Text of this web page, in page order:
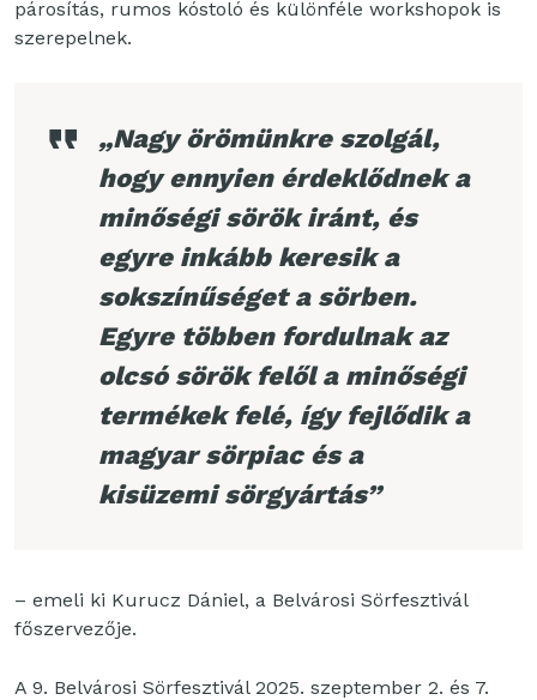
párosítás, rumos kóstoló és különféle workshopok is
szerepelnek.
„Nagy örömünkre szolgál,
hogy ennyien érdeklődnek a
minőségi sörök iránt, és
egyre inkább keresik a
sokszínűséget a sörben.
Egyre többen fordulnak az
olcsó sörök felől a minőségi
termékek felé, így fejlődik a
magyar sörpiac és a
kisüzemi sörgyártás”
– emeli ki Kurucz Dániel, a Belvárosi Sörfesztivál
főszervezője.
A 9. Belvárosi Sörfesztivál 2025. szeptember 2. és 7.